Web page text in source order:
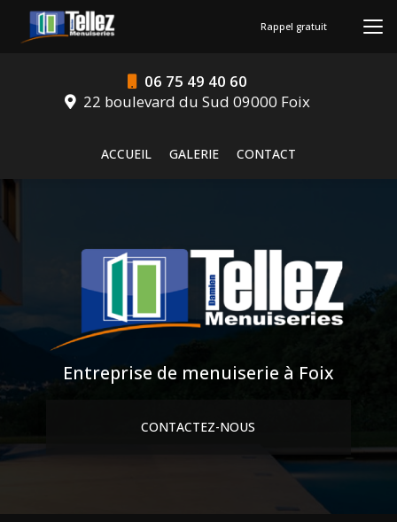
contenu
06 75 49 40 60
22 boulevard du Sud 09000 Foix
ACCUEIL
GALERIE CONTACT
Rappel gratuit
Entreprise de menuiserie à Foix
CONTACTEZ-NOUS